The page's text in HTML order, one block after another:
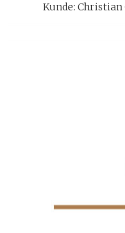
Kunde: